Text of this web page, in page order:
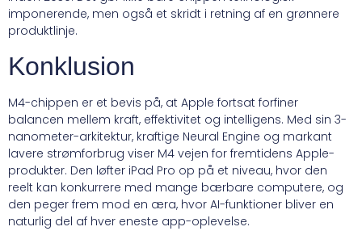
imponerende, men også et skridt i retning af en grønnere
produktlinje.
Konklusion
M4-chippen er et bevis på, at Apple fortsat forfiner
balancen mellem kraft, effektivitet og intelligens. Med sin 3-
nanometer-arkitektur, kraftige Neural Engine og markant
lavere strømforbrug viser M4 vejen for fremtidens Apple-
produkter. Den løfter iPad Pro op på et niveau, hvor den
reelt kan konkurrere med mange bærbare computere, og
den peger frem mod en æra, hvor AI-funktioner bliver en
naturlig del af hver eneste app-oplevelse.